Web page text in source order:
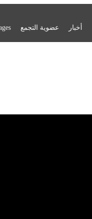
أخبار عضوية التجمع